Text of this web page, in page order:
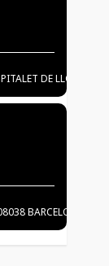
DE LLOBREGAT
BARCELONA